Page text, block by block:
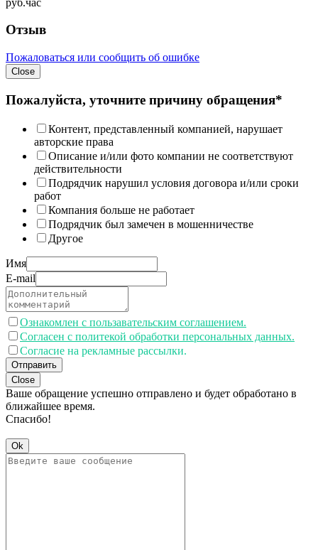
Отзыв
Пожаловаться или сообщить об ошибке
Close
Пожалуйста, уточните причину обращения*
Контент, представленный компанией, нарушает
авторские права
Описание и/или фото компании не соответствуют
действительности
Подрядчик нарушил условия договора и/или сроки
работ
Компания больше не работает
Подрядчик был замечен в мошенничестве
Другое
Имя
E-mail
Ознакомлен с пользавательским соглашением.
Согласен с политекой обработки персональных данных.
Согласие на рекламные рассылки.
Отправить
Close
Ваше обращение успешно отправлено и будет обработано в
ближайшее время.
Спасибо!
Ok